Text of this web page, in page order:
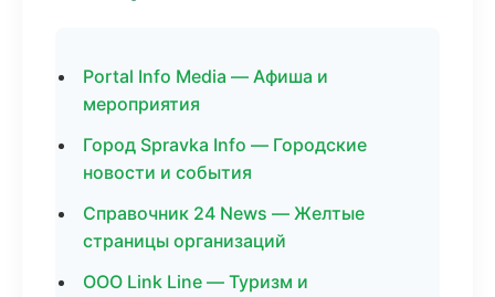
Portal Info Media — Афиша и
мероприятия
Город Spravka Info — Городские
новости и события
Справочник 24 News — Желтые
страницы организаций
ООО Link Line — Туризм и